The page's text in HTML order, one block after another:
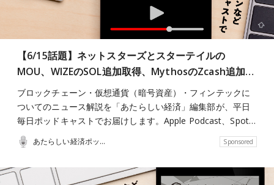
【6/15話題】ネットスターズとスターテイルの
MOU、WIZEのSOL追加取得、MythosのZcash追加…
ブロックチェーン・仮想通貨（暗号資産）・フィンテックに
ついてのニュース解説を「あたらしい経済」編集部が、平日
毎日ポッドキャストでお届けします。Apple Podcast、Spot…
あたらしい経済ポッドキャスト Sponsored